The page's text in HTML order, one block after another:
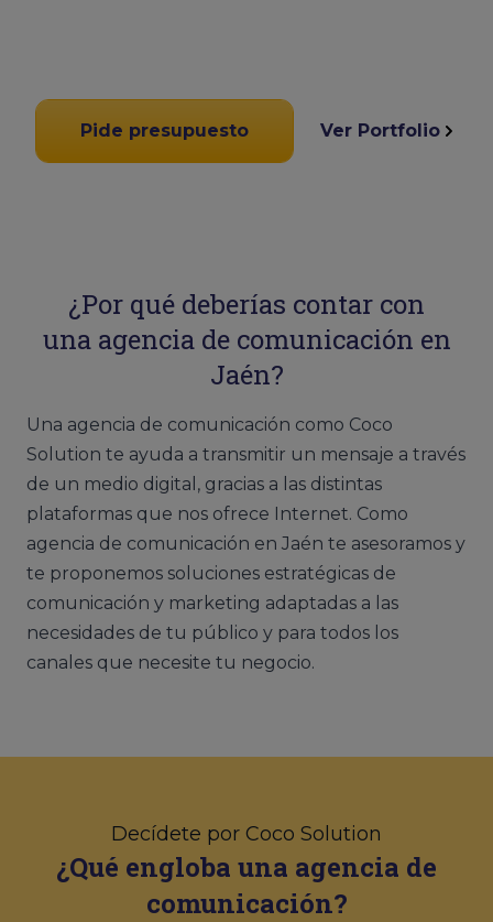
Pide presupuesto Ver Portfolio
¿Por qué deberías contar con
una agencia de comunicación en
Jaén?
Una agencia de comunicación como Coco
Solution te ayuda a transmitir un mensaje a través
de un medio digital, gracias a las distintas
plataformas que nos ofrece Internet. Como
agencia de comunicación en Jaén te asesoramos y
te proponemos soluciones estratégicas de
comunicación y marketing adaptadas a las
necesidades de tu público y para todos los
canales que necesite tu negocio.
Decídete por Coco Solution
¿Qué engloba una agencia de
comunicación?